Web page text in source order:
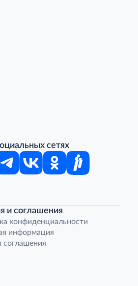
сетях
и соглашения
конфиденциальности
информация
соглашения